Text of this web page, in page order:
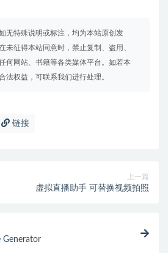
无特殊说明或标注，均为本站原创发
未征得本站同意时，禁止复制、盗用、
何网站、书籍等各类媒体平台。如若本
法权益，可联系我们进行处理。
链接
上一篇
虚拟直播助手 可替换视频拍照
Generator